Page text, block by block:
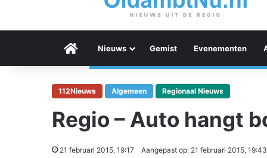
Menu Item
Nieuws Gemist Evenementen
112Nieuws Algemeen Regionaal Nieuws
Regio – Auto hangt
21 februari 2015, 19:17 Aangepast op: 21 februari 2015, 19:43